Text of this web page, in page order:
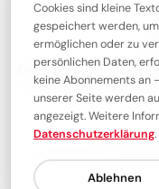
Cookies sind kleine
gespeichert werden,
ermöglichen oder zu
persönlichen Daten,
keine Abonnements an
unserer Seite werden
angezeigt. Weitere
Datenschutzerklärung.
Ablehnen
Debilder ist deine
zum Teilen. Entdecke
Über unsKontakt